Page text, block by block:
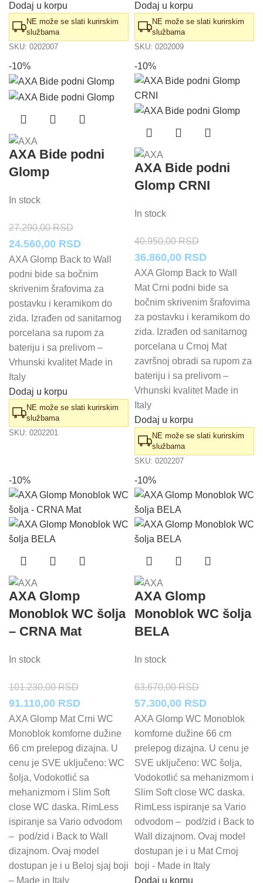
Dodaj u korpu
NE može se slati kurirskim
službama
SKU: 0202007
Dodaj u korpu
NE može se slati kurirskim
službama
SKU: 0202009
-10%
AXA Bide podni
Glomp
In stock
27.290,00RSD
Originalna
cena
je
bila:
27.290,00 RSD.
24.560,00 RSDTrenutna
cena
je:
24.560,00 RSD.
AXA Glomp Back to Wall
podni bide sa bočnim
skrivenim šrafovima za
postavku i keramikom do
zida. Izrađen od sanitarnog
porcelana sa rupom za
bateriju i sa prelivom –
Vrhunski kvalitet Made in
Italy
Dodaj u korpu
NE može se slati kurirskim
službama
SKU: 0202201
-10%
AXA Bide podni
Glomp CRNI
In stock
40.950,00RSD
Originalna
cena
je
bila:
40.950,00 RSD.
36.860,00 RSDTrenutna
cena
je:
36.860,00
AXA Glomp Back to Wall
Mat Crni podni bide sa
bočnim skrivenim šrafovima
za postavku i keramikom do
zida. Izrađen od sanitarnog
porcelana u Crnoj Mat
završnoj obradi sa rupom za
bateriju i sa prelivom –
Vrhunski kvalitet Made in
Italy
Dodaj u korpu
NE može se slati kurirskim
službama
SKU: 0202207
-10%
AXA Glomp
Monoblok WC šolja
– CRNA Mat
In stock
101.230,00RSD
Originalna
cena
je
bila:
101.230,00 RSD.
91.110,00 RSDTrenutna
cena
je:
91.110,00 RSD.
AXA Glomp Mat Crni WC
Monoblok komforne dužine
66 cm prelepog dizajna. U
cenu je SVE uključeno: WC
šolja, Vodokotlić sa
mehanizmom i Slim Soft
close WC daska. RimLess
ispiranje sa Vario odvodom
– pod/zid i Back to Wall
dizajnom. Ovaj model
dostupan je i u Beloj sjaj boji
– Made in Italy
-10%
AXA Glomp
Monoblok WC šolja
BELA
In stock
63.670,00RSD
Originalna
cena
je
bila:
63.670,00 RSD.
57.300,00 RSDTrenutna
cena
je:
57.300,00
AXA Glomp WC Monoblok
komforne dužine 66 cm
prelepog dizajna. U cenu je
SVE uključeno: WC šolja,
Vodokotlić sa mehanizmom i
Slim Soft close WC daska.
RimLess ispiranje sa Vario
odvodom – pod/zid i Back to
Wall dizajnom. Ovaj model
dostupan je i u Mat Crnoj
boji - Made in Italy
Dodaj u korpu